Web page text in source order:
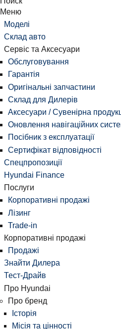
Меню
Моделі
Склад авто
Сервіс та Аксесуари
Обслуговування
Гарантія
Оригінальні запчастини
Склад для Дилерів
Аксесуари / Сувенірна
Оновлення навігаційних
Посібник з експлуатації
Сертифікат відповідності
Спецпропозиції
Hyundai Finance
Послуги
Корпоративні продажі
Лізинг
Trade-in
Корпоративні продажі
Продажі
Знайти Дилера
Тест-Драйв
Про Hyundai
Про бренд
Історія
Місія та цінності